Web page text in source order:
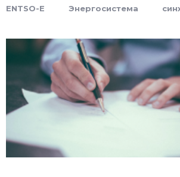
ENTSO-E Энергосистема